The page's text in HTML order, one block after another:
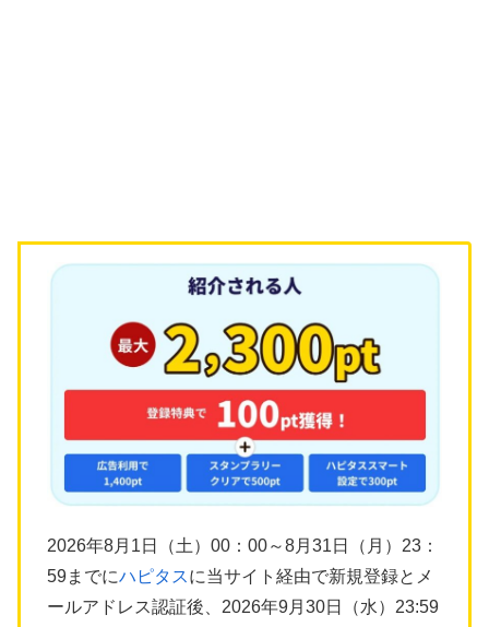
2026年8月1日（土）00：00～8月31日（月）23：
59までにハピタスに当サイト経由で新規登録とメ
ールアドレス認証後、2026年9月30日（水）23:59